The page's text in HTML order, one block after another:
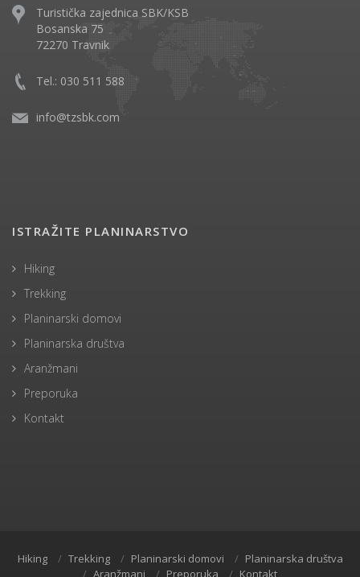
Turistička zajednica SBK/KSB
Bosanska 75
72270 Travnik
Tel.: 030 511 588
info@tzsbk.com
ISTRAŽITE PLANINARSTVO
Hiking
Trekking
Planinarski domovi
Planinarska društva
Aranžmani
Preporuka
Kontakt
Hiking Trekking Planinarski domovi
Planinarska društva
Aranžmani
Preporuka Kontakt